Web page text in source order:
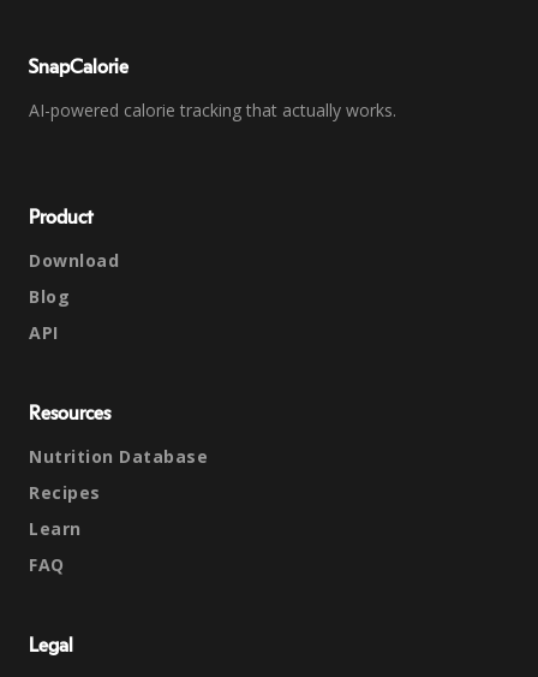
SnapCalorie
AI-powered calorie tracking that actually works.
Product
Download
Blog
API
Resources
Nutrition Database
Recipes
Learn
FAQ
Legal